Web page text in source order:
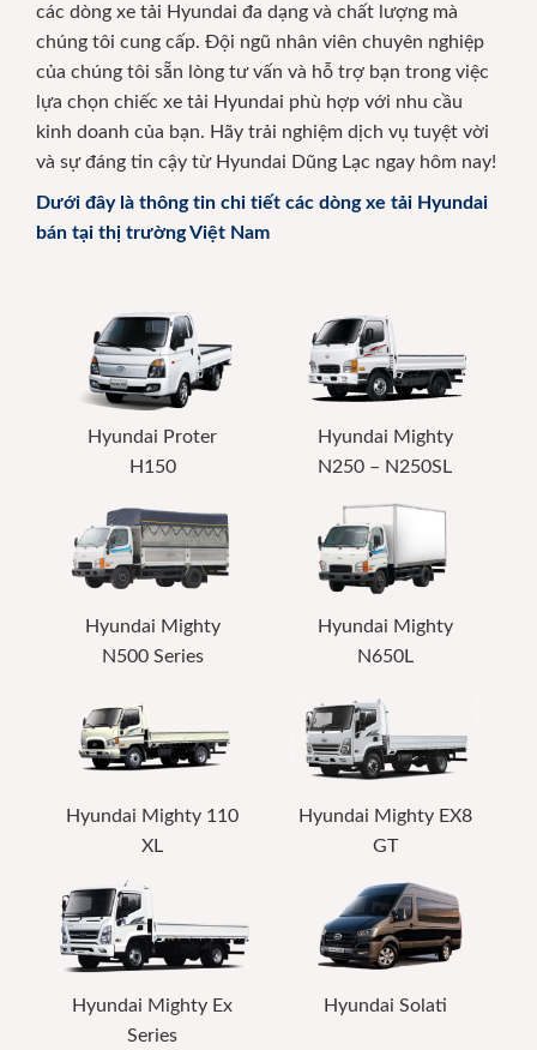
các dòng xe tải Hyundai đa dạng và chất lượng mà
chúng tôi cung cấp. Đội ngũ nhân viên chuyên nghiệp
của chúng tôi sẵn lòng tư vấn và hỗ trợ bạn trong việc
lựa chọn chiếc xe tải Hyundai phù hợp với nhu cầu
kinh doanh của bạn. Hãy trải nghiệm dịch vụ tuyệt vời
và sự đáng tin cậy từ Hyundai Dũng Lạc ngay hôm nay!
Dưới đây là thông tin chi tiết các dòng xe tải Hyundai
bán tại thị trường Việt Nam
Hyundai Proter
H150
Hyundai Mighty
N250 – N250SL
Hyundai Mighty
N500 Series
Hyundai Mighty
N650L
Hyundai Mighty 110
XL
Hyundai Mighty EX8
GT
Hyundai Mighty Ex
Series
Hyundai Solati